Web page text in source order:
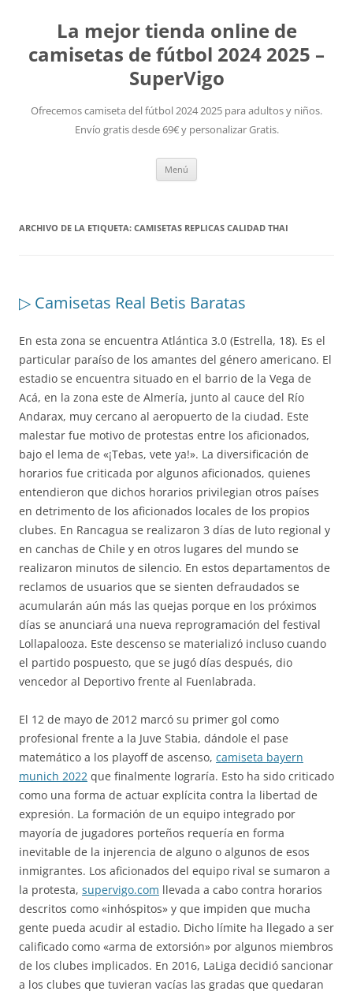
La mejor tienda online de
camisetas de fútbol 2024 2025 –
SuperVigo
Ofrecemos camiseta del fútbol 2024 2025 para adultos y niños.
Envío gratis desde 69€ y personalizar Gratis.
Menú
ARCHIVO DE LA ETIQUETA: CAMISETAS REPLICAS CALIDAD THAI
▷ Camisetas Real Betis Baratas
En esta zona se encuentra Atlántica 3.0 (Estrella, 18). Es el
particular paraíso de los amantes del género americano. El
estadio se encuentra situado en el barrio de la Vega de
Acá, en la zona este de Almería, junto al cauce del Río
Andarax, muy cercano al aeropuerto de la ciudad. Este
malestar fue motivo de protestas entre los aficionados,
bajo el lema de «¡Tebas, vete ya!». La diversificación de
horarios fue criticada por algunos aficionados, quienes
entendieron que dichos horarios privilegian otros países
en detrimento de los aficionados locales de los propios
clubes. En Rancagua se realizaron 3 días de luto regional y
en canchas de Chile y en otros lugares del mundo se
realizaron minutos de silencio. En estos departamentos de
reclamos de usuarios que se sienten defraudados se
acumularán aún más las quejas porque en los próximos
días se anunciará una nueva reprogramación del festival
Lollapalooza. Este descenso se materializó incluso cuando
el partido pospuesto, que se jugó días después, dio
vencedor al Deportivo frente al Fuenlabrada.
El 12 de mayo de 2012 marcó su primer gol como
profesional frente a la Juve Stabia, dándole el pase
matemático a los playoff de ascenso, camiseta bayern
munich 2022 que finalmente lograría. Esto ha sido criticado
como una forma de actuar explícita contra la libertad de
expresión. La formación de un equipo integrado por
mayoría de jugadores porteños requería en forma
inevitable de la injerencia de alguno o algunos de esos
inmigrantes. Los aficionados del equipo rival se sumaron a
la protesta, supervigo.com llevada a cabo contra horarios
descritos como «inhóspitos» y que impiden que mucha
gente pueda acudir al estadio. Dicho límite ha llegado a ser
calificado como «arma de extorsión» por algunos miembros
de los clubes implicados. En 2016, LaLiga decidió sancionar
a los clubes que tuvieran vacías las gradas que quedaran